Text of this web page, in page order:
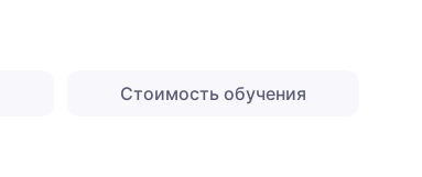
Стоимость обучения